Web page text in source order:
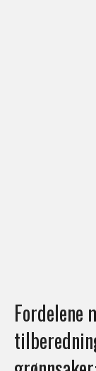
Fordelene